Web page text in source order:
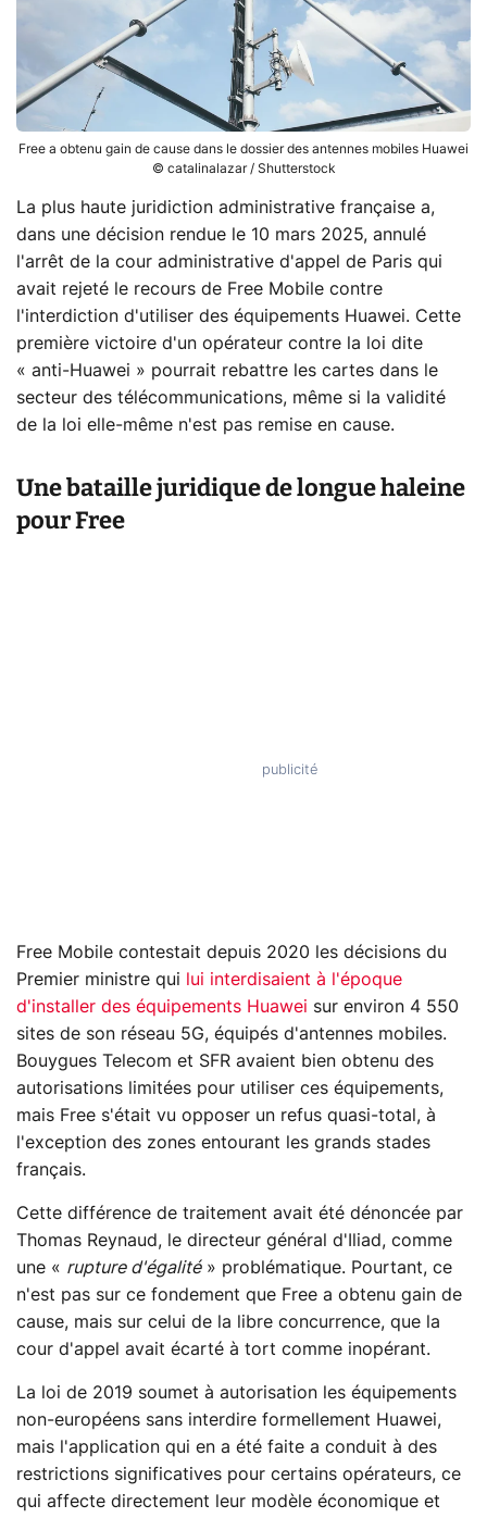
Free a obtenu gain de cause dans le dossier des antennes mobiles Huawei
© catalinalazar / Shutterstock
La plus haute juridiction administrative française a,
dans une décision rendue le 10 mars 2025, annulé
l'arrêt de la cour administrative d'appel de Paris qui
avait rejeté le recours de Free Mobile contre
l'interdiction d'utiliser des équipements Huawei. Cette
première victoire d'un opérateur contre la loi dite
« anti-Huawei » pourrait rebattre les cartes dans le
secteur des télécommunications, même si la validité
de la loi elle-même n'est pas remise en cause.
Une bataille juridique de longue haleine
pour Free
Free Mobile contestait depuis 2020 les décisions du
Premier ministre qui
lui interdisaient à l'époque
d'installer des équipements Huawei sur environ 4 550
sites de son réseau 5G, équipés d'antennes mobiles.
Bouygues Telecom et SFR avaient bien obtenu des
autorisations limitées pour utiliser ces équipements,
mais Free s'était vu opposer un refus quasi-total, à
l'exception des zones entourant les grands stades
français.
Cette différence de traitement avait été dénoncée par
Thomas Reynaud, le directeur général d'Iliad, comme
une « rupture d'égalité» problématique. Pourtant, ce
n'est pas sur ce fondement que Free a obtenu gain de
cause, mais sur celui de la libre concurrence, que la
cour d'appel avait écarté à tort comme inopérant.
La loi de 2019 soumet à autorisation les équipements
non-européens sans interdire formellement Huawei,
mais l'application qui en a été faite a conduit à des
restrictions significatives pour certains opérateurs, ce
qui affecte directement leur modèle économique et